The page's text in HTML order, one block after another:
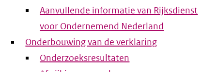
Aanvullende informatie van Rijksdienst
voor Ondernemend Nederland
Onderbouwing van de verklaring
Onderzoeksresultaten